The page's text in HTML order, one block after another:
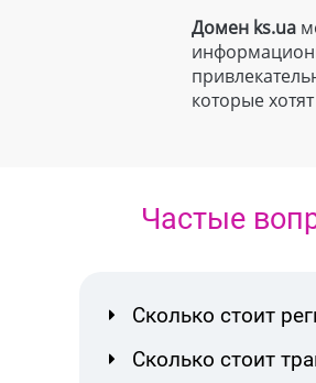
Домен ks.ua
которые
Частые
Сколько стоит
Сколько стоит